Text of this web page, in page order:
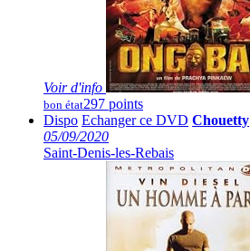
Voir d'info
bon état297 points
Dispo Echanger ce DVD Chouetty
05/09/2020
Saint-Denis-les-Rebais